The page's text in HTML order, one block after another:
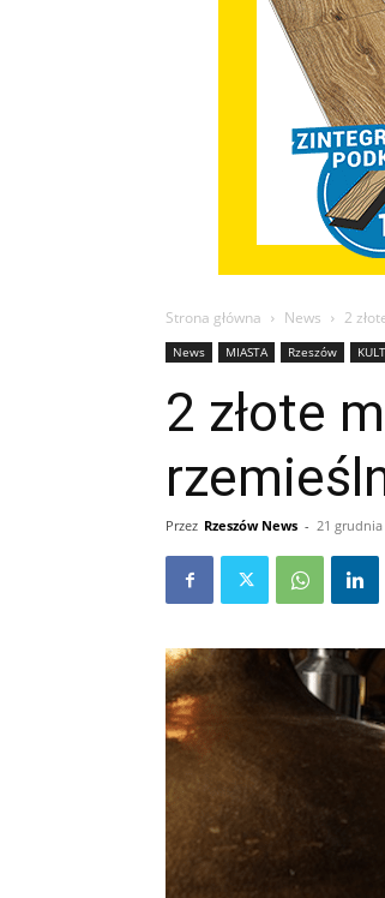
Strona główna News 2
News MIASTA Rzeszów
2 złote
Przez Rzeszów News - 21 grudnia